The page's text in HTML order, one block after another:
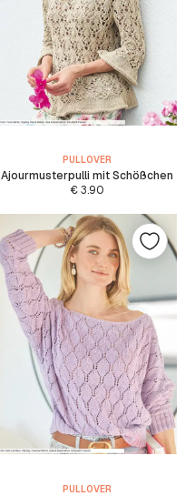
PULLOVER
Ajourmusterpulli mit Schößchen
€3.90
PULLOVER